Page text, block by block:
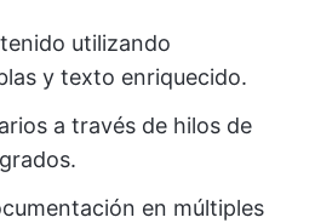
utilizando
y texto enriquecido.
a través de hilos de
en múltiples